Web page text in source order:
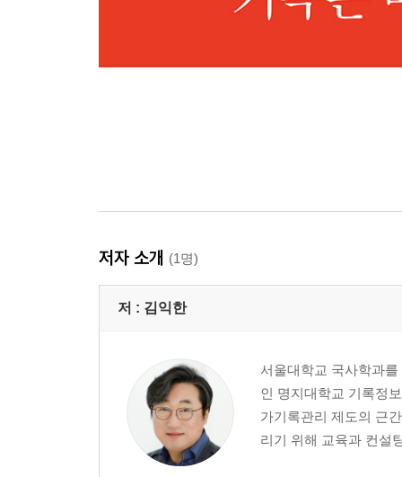
저자 소개 (1명)
저 : 김익한
서울대학교 국사학과
인 명지대학교 기록정
가기록관리 제도의 근
리기 위해 교육과 컨설